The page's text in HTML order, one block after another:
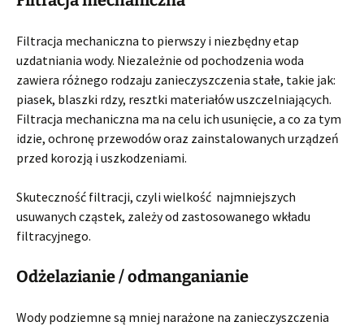
Filtracja mechaniczna to pierwszy i niezbędny etap
uzdatniania wody. Niezależnie od pochodzenia woda
zawiera różnego rodzaju zanieczyszczenia stałe, takie jak:
piasek, blaszki rdzy, resztki materiałów uszczelniających.
Filtracja mechaniczna ma na celu ich usunięcie, a co za tym
idzie, ochronę przewodów oraz zainstalowanych urządzeń
przed korozją i uszkodzeniami.
Skuteczność filtracji, czyli wielkość najmniejszych
usuwanych cząstek, zależy od zastosowanego wkładu
filtracyjnego.
Odżelazianie / odmanganianie
Wody podziemne są mniej narażone na zanieczyszczenia